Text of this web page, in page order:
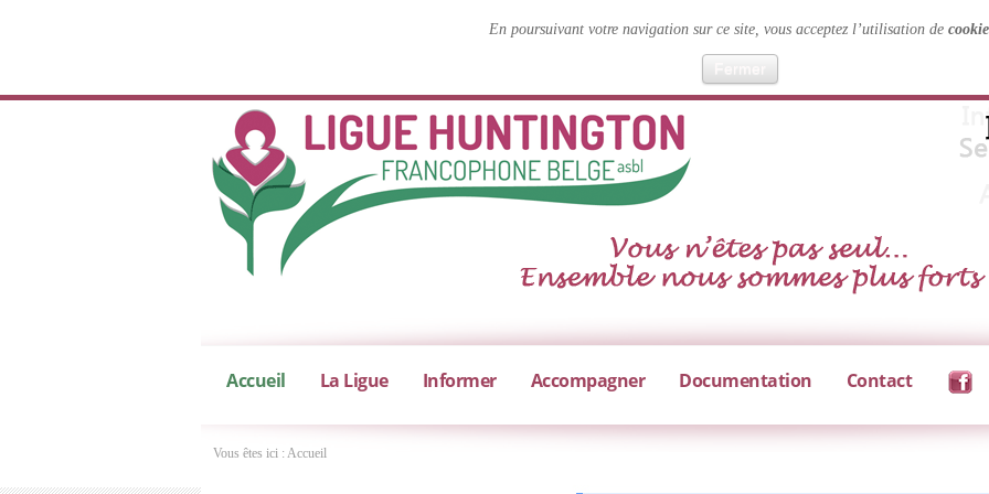
En poursuivant votre navigation sur ce site, vous acceptez l’utilisation de
Fermer
Accueil La Ligue Informer Accompagner Documentation Contact
Vous êtes ici : Accueil